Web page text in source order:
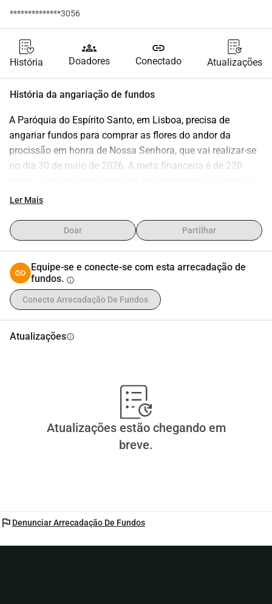
**************3056
História
groups
Doadores
link
Conectado Atualizações
História da angariação de fundos
A Paróquia do Espírito Santo, em Lisboa, precisa de
angariar fundos para comprar as flores do andor da
procissão em honra de Nossa Senhora, que vai realizar-se
no dia 30 de maio de 2026. A meta financeira é de 220
das flores. O prazo para a angariação termina a 22 de
comunidade.
Ler Mais
Doar Partilhar
Equipe-se e conecte-se com esta arrecadação de
fundos. info
Conecte Arrecadação De Fundos
Atualizaçõesinfo
Atualizações estão chegando em
breve.
flag Denunciar Arrecadação De Fundos